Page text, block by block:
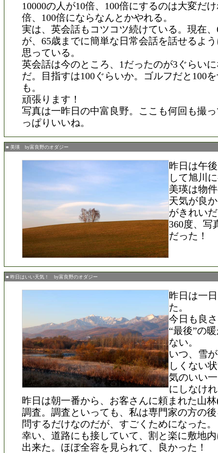
10000の人が10倍、100倍にするのは大変だ
倍、100倍にならなんとかやれる。
実は、英会話もコツコツ続けている。現在
が、65歳までに簡単な日常会話を話せるよ
思っている。
英会話は今のところ、1だったのが3ぐらい
だ。目指すは100ぐらいか。ゴルフだと100
も。
頑張ります！
写真は一昨日の中富良野。ここも何回も撮
っぱりいいね。
■ 美瑛 by富良野のオダジー
昨日は午
して旭川
美瑛は物
天気が良
がきれい
360度、写
だった！
■ 昨日はいい天気！ by富良野のオダジー
昨日は一
た。
今日も良
“最後”の
ない。
いつ、雪
しくない
気のいい
にしなけ
昨日は朝一番から、お客さんに頼まれた山
調査。調査といっても、私は専門家の方の
問するだけなのだが、すごくためになった。
幸い、道路にも接していて、割と楽に敷地
出来た。ほぼ全容を見られて、良かった！